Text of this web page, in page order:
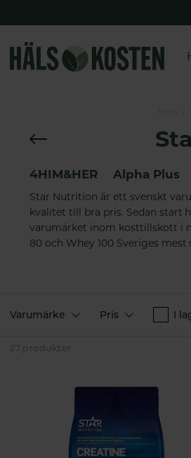
4HIM&HER Alpha Plus
Star Nutrition är ett svenskt
kvalitet till bra pris. Sedan start
varumärket inom kosttillskott i
80 och Whey 100 Sveriges
Varumärke Pris I
27 produkter